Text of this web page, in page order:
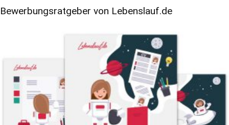
Bewerbungsratgeber von Lebenslauf.de